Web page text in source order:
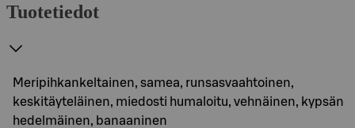
Tuotetiedot
Meripihkankeltainen, samea, runsasvaahtoinen,
keskitäyteläinen, miedosti humaloitu, vehnäinen, kypsän
hedelmäinen, banaaninen